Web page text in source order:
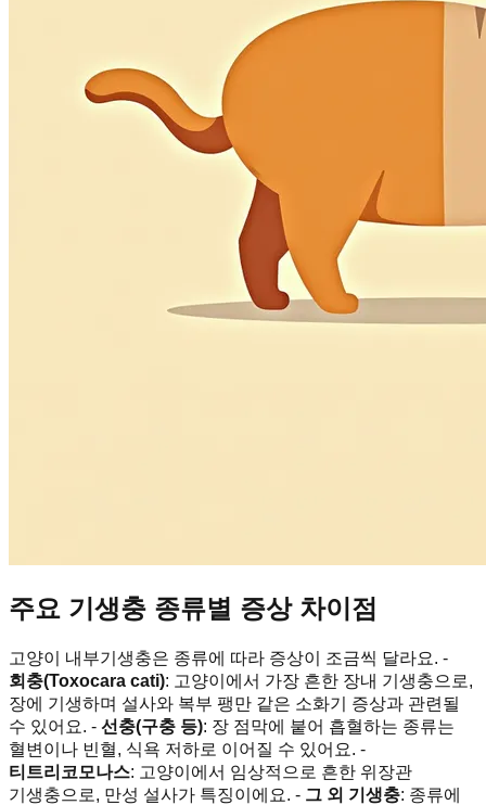
주요 기생충 종류별 증상 차이점
고양이 내부기생충은 종류에 따라 증상이 조금씩 달라요. -
회충(Toxocara cati): 고양이에서 가장 흔한 장내 기생충으로,
장에 기생하며 설사와 복부 팽만 같은 소화기 증상과 관련될
수 있어요. - 선충(구충 등): 장 점막에 붙어 흡혈하는 종류는
혈변이나 빈혈, 식욕 저하로 이어질 수 있어요. -
티트리코모나스: 고양이에서 임상적으로 흔한 위장관
기생충으로, 만성 설사가 특징이에요. - 그 외 기생충: 종류에